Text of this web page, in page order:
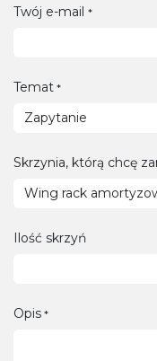
Twój e-mail *
Temat *
Skrzynia, którą chcę
Ilość skrzyń
Opis *